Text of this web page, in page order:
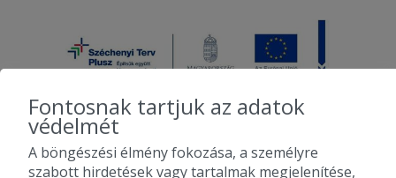
2010-2026 Copyright - Falatozz.hu - Diston-line Kft.
Fontosnak tartjuk az adatok
védelmét
A böngészési élmény fokozása, a személyre
szabott hirdetések vagy tartalmak megjelenítése,